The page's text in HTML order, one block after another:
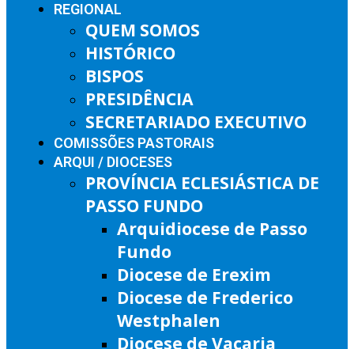
REGIONAL
QUEM SOMOS
HISTÓRICO
BISPOS
PRESIDÊNCIA
SECRETARIADO EXECUTIVO
COMISSÕES PASTORAIS
ARQUI / DIOCESES
PROVÍNCIA ECLESIÁSTICA DE
PASSO FUNDO
Arquidiocese de Passo
Fundo
Diocese de Erexim
Diocese de Frederico
Westphalen
Diocese de Vacaria